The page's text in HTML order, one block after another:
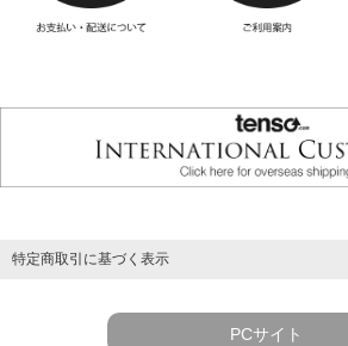
特定商取引に基づく表示
PCサイト